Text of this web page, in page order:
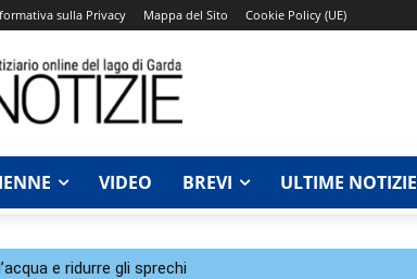
sulla Privacy Mappa del Sito Cookie Policy (UE)
VIDEO BREVI ULTIME NOTIZIE
e ridurre gli sprechi